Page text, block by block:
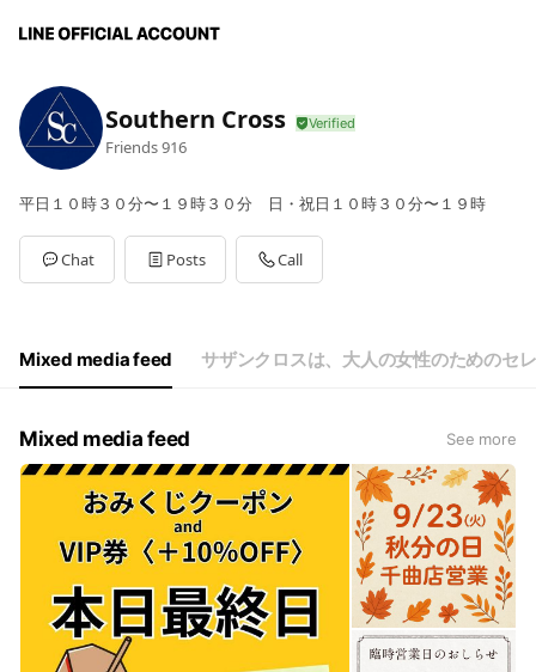
Southern Cross
Friends916
平日１０時３０分〜１９時３０分 日・祝日１０時３０分〜１９時
Chat Posts Call
Mixed media feed サザンクロスは、大人の女性のためのセ
Mixed media feed See more